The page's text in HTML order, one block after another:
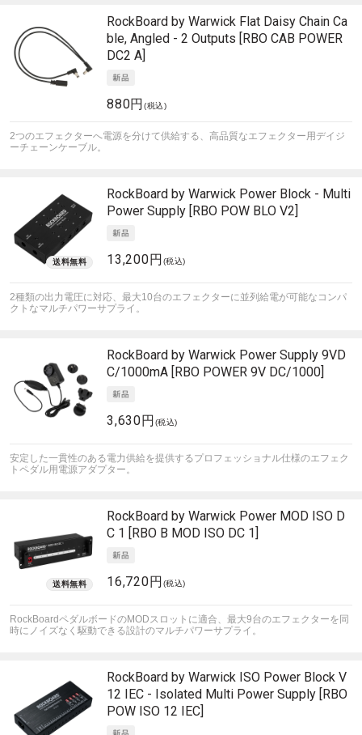
RockBoard by Warwick Flat Daisy Chain Ca
ble, Angled - 2 Outputs [RBO CAB POWER
DC2 A]
880円(税込)
2つのエフェクターへ電源を分けて供給する、高品質なエフェクター用デイジ
ーチェーンケーブル。
RockBoard by Warwick Power Block - Multi
Power Supply [RBO POW BLO V2]
13,200円 (税込)
2種類の出力電圧に対応、最大10台のエフェクターに並列給電が可能なコンパ
クトなマルチパワーサプライ。
RockBoard by Warwick Power Supply 9VD
C/1000mA [RBO POWER 9V DC/1000]
3,630円 (税込)
安定した一貫性のある電力供給を提供するプロフェッショナル仕様のエフェク
トペダル用電源アダプター。
RockBoard by Warwick Power MOD ISO D
C 1 [RBO B MOD ISO DC 1]
16,720円 (税込)
RockBoardペダルボードのMODスロットに適合、最大9台のエフェクターを同
時にノイズなく駆動できる設計のマルチパワーサプライ。
RockBoard by Warwick ISO Power Block V
12 IEC - Isolated Multi Power Supply [RBO
POW ISO 12 IEC]